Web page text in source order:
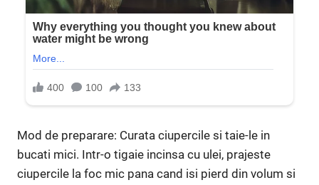
Mod de preparare: Curata ciupercile si taie-le in
bucati mici. Intr-o tigaie incinsa cu ulei, prajeste
ciupercile la foc mic pana cand isi pierd din volum si